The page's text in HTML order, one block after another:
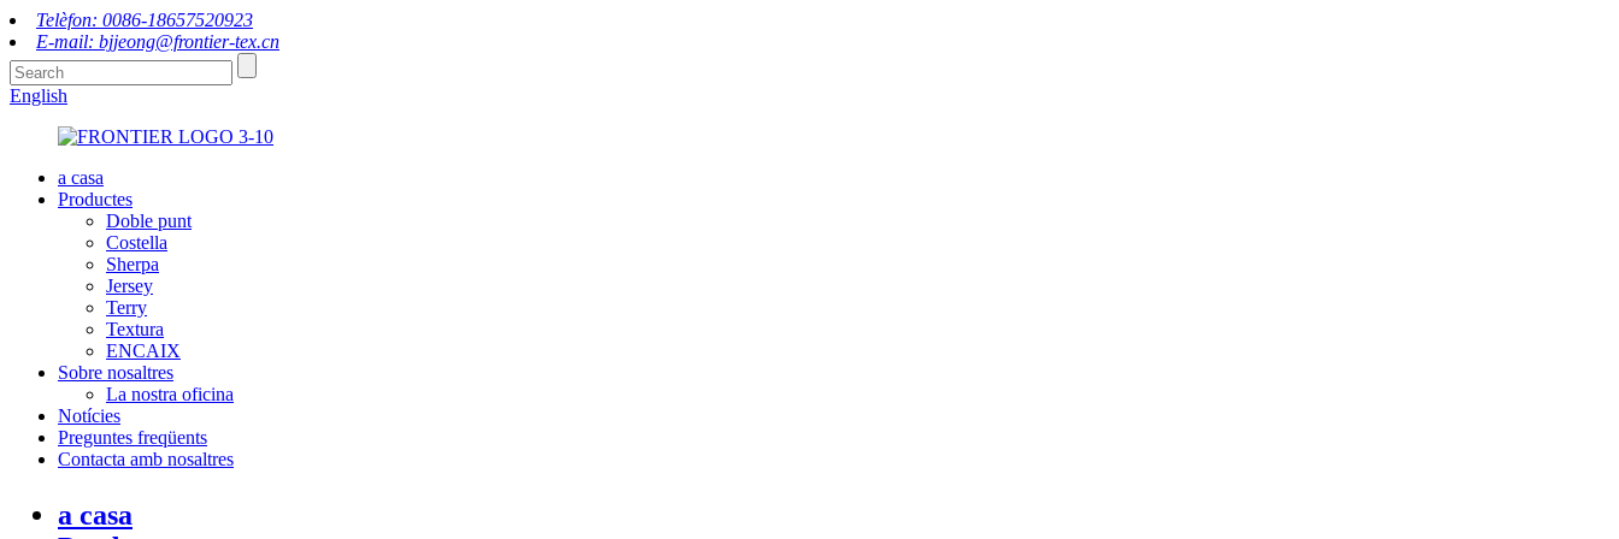
Telèfon: 0086-18657520923
E-mail: bjjeong@frontier-tex.cn
English
a casa
Productes
Doble punt
Costella
Sherpa
Jersey
Terry
Textura
ENCAIX
Sobre nosaltres
La nostra oficina
Notícies
Preguntes freqüents
Contacta amb nosaltres
a casa